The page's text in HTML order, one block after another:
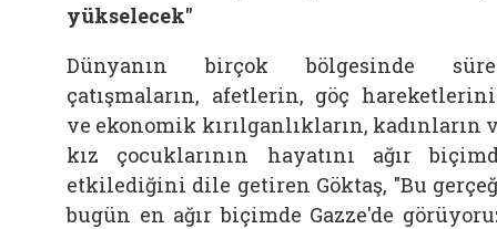
yükselecek"
Dünyanın birçok bölgesinde
çatışmaların, afetlerin, göç
ve ekonomik kırılganlıkların, kadınların
kız çocuklarının hayatını ağır
etkilediğini dile getiren Göktaş, "Bu
bugün en ağır biçimde Gazze'de